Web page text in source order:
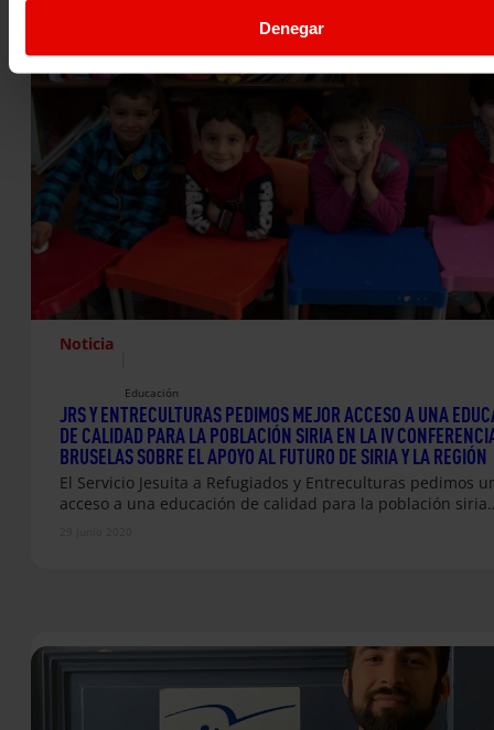
Denegar
Noticia
Educación
JRS Y ENTRECULTURAS PEDIMOS MEJOR ACCESO A UNA
DE CALIDAD PARA LA POBLACIÓN SIRIA EN LA IV
BRUSELAS SOBRE EL APOYO AL FUTURO DE SIRIA Y LA REGIÓN
El Servicio Jesuita a Refugiados y Entreculturas pedimos
acceso a una educación de calidad para la población